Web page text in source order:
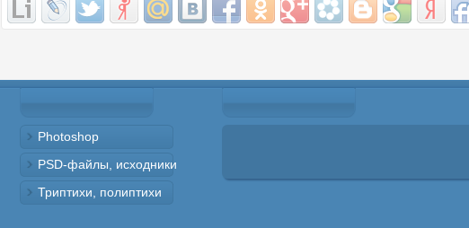
Photoshop
PSD-файлы, исходники
Триптихи, полиптихи